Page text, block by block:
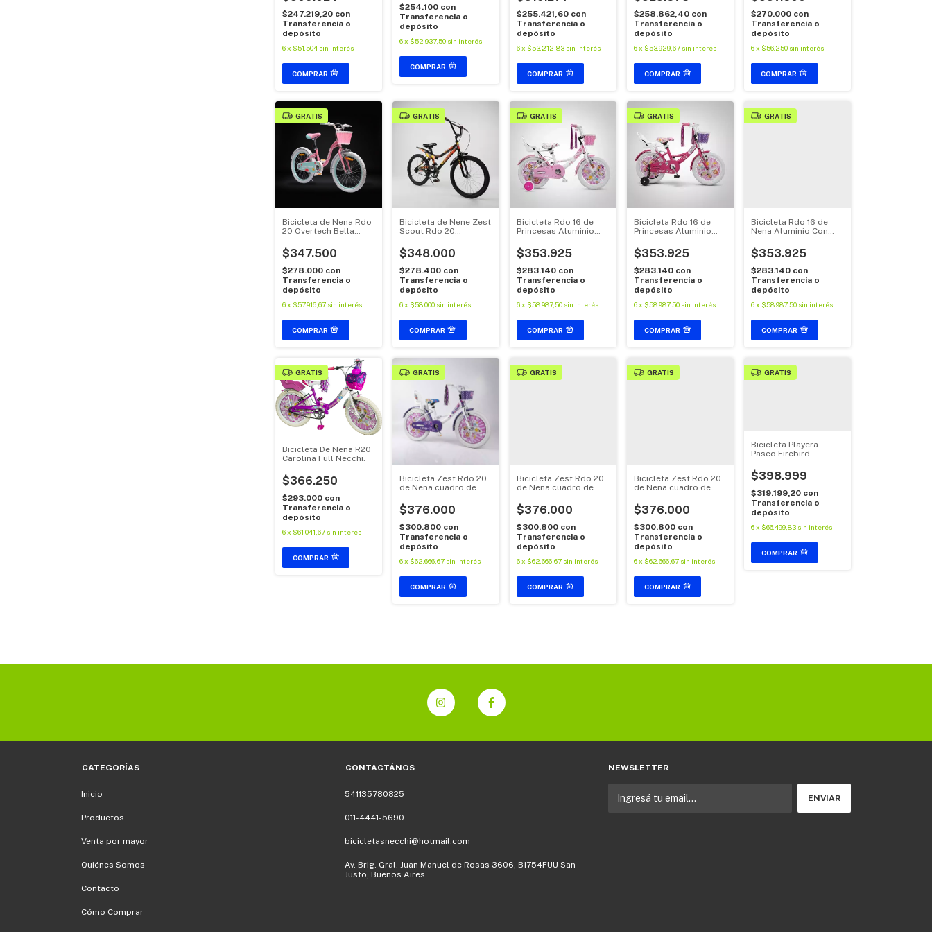
$247.219,20 con
Transferencia o
depósito
6x $51.504 sin interés
$254.100 con
Transferencia o
depósito
6x $52.937,50 sin interés
COMPRAR
$255.421,60 con
Transferencia o
depósito
6x $53.212,83 sin interés
COMPRAR
$258.862,40 con
Transferencia o
depósito
6x $53.929,67 sin interés
COMPRAR
$270.000 con
Transferencia o
depósito
6x $56.250 sin interés
GRATIS
Bicicleta de Nena Rdo
20 Overtech Bella
$347.500
$278.000 con
Transferencia o
depósito
6x $57.916,67 sin interés
GRATIS
Bicicleta de Nene Zest
Scout Rdo 20
$348.000
$278.400 con
Transferencia o
depósito
6x $58.000 sin interés
GRATIS
Bicicleta Rdo 16 de
Princesas Aluminio
Accesorios
$353.925
$283.140 con
Transferencia o
depósito
6x $58.987,50 sin interés
COMPRAR
GRATIS
Bicicleta Rdo 16 de
Princesas Aluminio
Accesorios
$353.925
$283.140 con
Transferencia o
depósito
6x $58.987,50 sin interés
COMPRAR
GRATIS
Bicicleta Rdo 16 de
Nena Aluminio Con
Rueditas
$353.925
$283.140 con
Transferencia o
depósito
6x $58.987,50 sin interés
COMPRAR
GRATIS
Bicicleta De Nena R20
Carolina Full Necchi.
$366.250
$293.000 con
Transferencia o
depósito
6x $61.041,67 sin interés
COMPRAR
GRATIS
Bicicleta Zest Rdo 20
de Nena cuadro de
C/guardabarros y
canasto - (copia)
$376.000
$300.800 con
Transferencia o
depósito
6x $62.666,67 sin interés
COMPRAR
GRATIS
Bicicleta Zest Rdo 20
de Nena cuadro de
C/guardabarros y
canasto
$376.000
$300.800 con
Transferencia o
depósito
6x $62.666,67 sin interés
COMPRAR
GRATIS
Bicicleta Zest Rdo 20
de Nena cuadro de
C/guardabarros y
canasto
$376.000
$300.800 con
Transferencia o
depósito
6x $62.666,67 sin interés
COMPRAR
GRATIS
Bicicleta Playera
Paseo Firebird
R24
$398.999
$319.199,20 con
Transferencia o
depósito
6x $66.499,83 sin interés
COMPRAR
CATEGORÍAS
Inicio
Productos
Venta por mayor
Quiénes Somos
Contacto
Cómo Comprar
CONTACTÁNOS
541135780825
011-4441-5690
bicicletasnecchi@hotmail.com
Av. Brig. Gral. Juan Manuel de Rosas 3606, B1754FUU San
Justo, Buenos Aires
NEWSLETTER